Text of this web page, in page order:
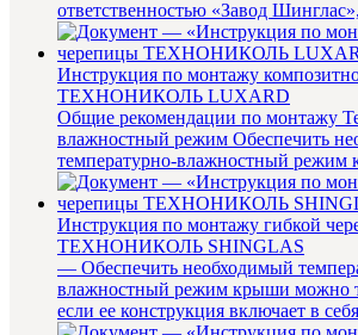
ответственностью «Завод
в дальнейшем «Производитель»,
Инструкция по монтажу
ТЕХНОНИКОЛЬ LUXARD
Общие рекомендации по монтажу
влажностный режим Обеспечить необходимый
температурно-влажностный
только в том случае, если ее
Инструкция по монтажу гибкой
ТЕХНОНИКОЛЬ SHINGLAS
— Обеспечить необходимый
влажностный режим крыши можно
если ее конструкция включает в